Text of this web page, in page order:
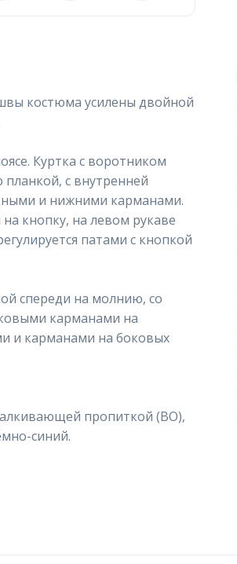
костюма усилены двойной
Куртка с воротником
с внутренней
и нижними карманами.
кнопку, на левом рукаве
патами с кнопкой
спереди на молнию, со
карманами на
и карманами на боковых
пропиткой (ВО),
синий.